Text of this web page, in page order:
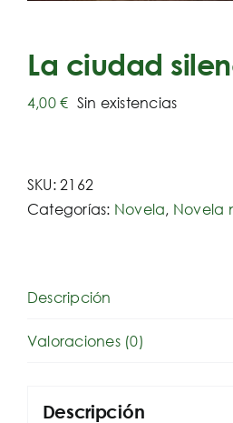
La ciudad
4,00€ Sin existencias
SKU:2162
Categorías: Novela, Novela
Descripción
Valoraciones (0)
Descripción